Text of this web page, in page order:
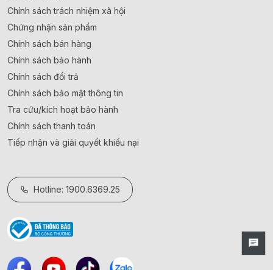
Chính sách trách nhiệm xã hội
Chứng nhận sản phẩm
Chính sách bán hàng
Chính sách bảo hành
Chính sách đổi trả
Chính sách bảo mật thông tin
Tra cứu/kích hoạt bảo hành
Chính sách thanh toán
Tiếp nhận và giải quyết khiếu nại
Hotline: 1900.6369.25